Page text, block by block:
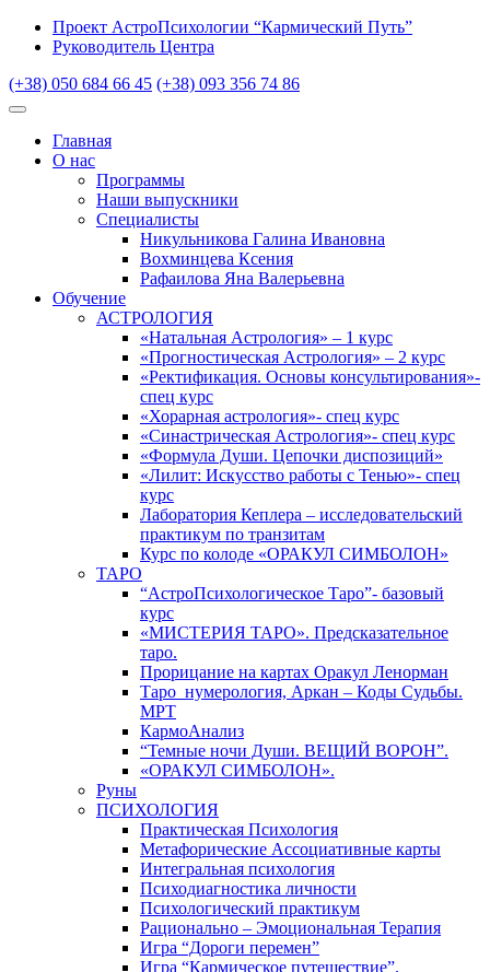
Проект АстроПсихологии “Кармический Путь”
Руководитель Центра
(+38) 050 684 66 45 (+38) 093 356 74 86
Главная
О нас
Программы
Наши выпускники
Специалисты
Никульникова Галина Ивановна
Вохминцева Ксения
Рафаилова Яна Валерьевна
Обучение
АСТРОЛОГИЯ
«Натальная Астрология» – 1 курс
«Прогностическая Астрология» – 2 курс
«Ректификация. Основы консультирования»-
спец курс
«Хорарная астрология»- спец курс
«Синастрическая Астрология»- спец курс
«Формула Души. Цепочки диспозиций»
«Лилит: Искусство работы с Тенью»- спец
курс
Лаборатория Кеплера – исследовательский
практикум по транзитам
Курс по колоде «ОРАКУЛ СИМБОЛОН»
ТАРО
“АстроПсихологическое Таро”- базовый
курс
«МИСТЕРИЯ ТАРО». Предсказательное
таро.
Прорицание на картах Оракул Ленорман
Таро_нумерология, Аркан – Коды Судьбы.
МРТ
КармоАнализ
“Темные ночи Души. ВЕЩИЙ ВОРОН”.
«ОРАКУЛ СИМБОЛОН».
Руны
ПСИХОЛОГИЯ
Практическая Психология
Метафорические Ассоциативные карты
Интегральная психология
Психодиагностика личности
Психологический практикум
Рационально – Эмоциональная Терапия
Игра “Дороги перемен”
Игра “Кармическое путешествие”.